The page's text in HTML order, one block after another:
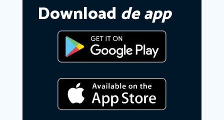
Download de app